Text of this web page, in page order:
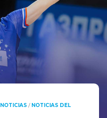
NOTICIAS / NOTICIAS DEL